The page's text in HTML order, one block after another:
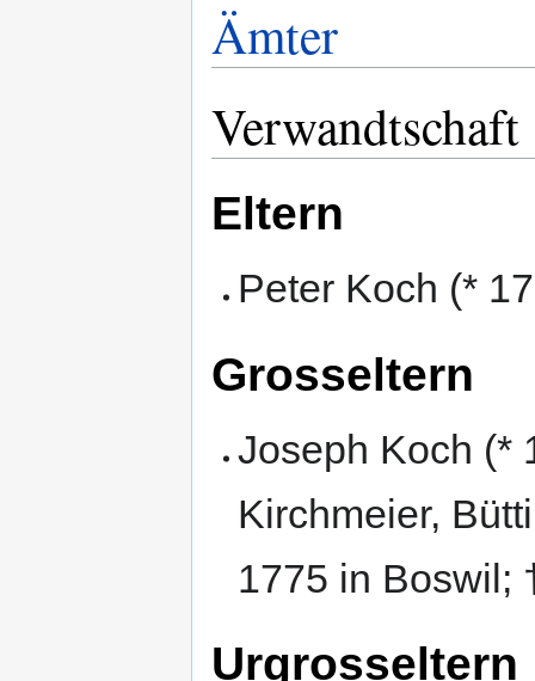
Ämter
Verwandtschaft
Eltern
Peter Koch (*
Grosseltern
Joseph Koch (*
Kirchmeier,
1775 in Boswil;
Urgrosseltern